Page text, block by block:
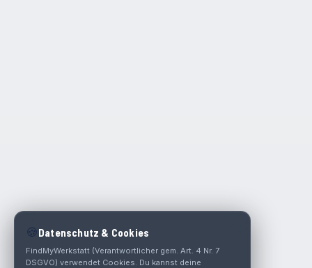
🍪 Datenschutz & Cookies
FindMyWerkstatt (Verantwortlicher gem. Art. 4 Nr. 7
DSGVO) verwendet Cookies. Du kannst deine